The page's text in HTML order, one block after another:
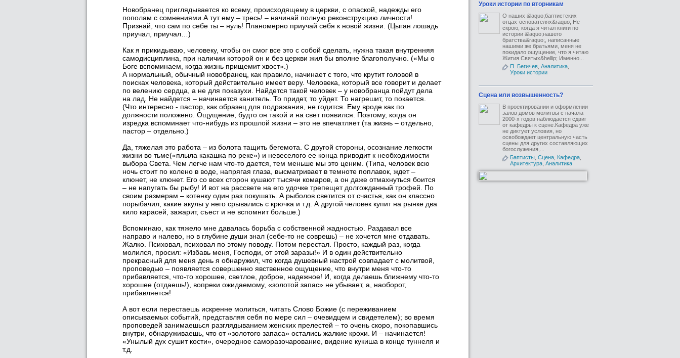
Новобранец приглядывается ко всему, происходящему в церкви, с опаской, надежды его
пополам с сомнениями.А тут ему – тресь! – начинай полную реконструкцию личности!
Признай, что сам по себе ты – нуль! Планомерно приучай себя к новой жизни. (Цыган лошадь
приучал, приучал…)
Как я прикидываю, человеку, чтобы он смог все это с собой сделать, нужна такая внутренняя
самодисциплина, при наличии которой он и без церкви жил бы вполне благополучно. («Мы о
Боге вспоминаем, когда жизнь прищемит хвост».)
А нормальный, обычный новобранец, как правило, начинает с того, что крутит головой в
поисках человека, который действительно имеет веру. Человека, который все говорит и делает
по велению сердца, а не для показухи. Найдется такой человек – у новобранца пойдут дела
на лад. Не найдется – начинается канитель. То придет, то уйдет. То нагрешит, то покается.
(Что интересно - пастор, как образец для подражания, не годится. Ему вроде как по
должности положено. Ощущение, будто он такой и на свет появился. Поэтому, когда он
изредка вспоминает что-нибудь из прошлой жизни – это не впечатляет (та жизнь – отдельно,
пастор – отдельно.)
Да, тяжелая это работа – из болота тащить бегемота. С другой стороны, осознание легкости
жизни во тьме(«плыла какашка по реке») и невеселого ее конца приводит к необходимости
выбора Света. Чем легче нам что-то дается, тем меньше мы это ценим. (Типа, человек всю
ночь стоит по колено в воде, напрягая глаза, высматривает в темноте поплавок, ждет –
клюнет, не клюнет. Его со всех сторон кушают тысячи комаров, а он даже отмахнуться боится
– не напугать бы рыбу! И вот на рассвете на его удочке трепещет долгожданный трофей. По
своим размерам – котенку один раз покушать. А рыболов светится от счастья, как он классно
порыбачил, какие акулы у него срывались с крючка и т.д. А другой человек купит на рынке два
кило карасей, зажарит, съест и не вспомнит больше.)
Вспоминаю, как тяжело мне давалась борьба с собственной жадностью. Раздавал все
направо и налево, но в глубине души знал (себе-то не соврешь) – не хочется мне отдавать.
Жалко. Психовал, психовал по этому поводу. Потом перестал. Просто, каждый раз, когда
молился, просил: «Избавь меня, Господи, от этой заразы!» И в один действительно
прекрасный для меня день я обнаружил, что когда душевный настрой совпадает с молитвой,
проповедью – появляется совершенно явственное ощущение, что внутри меня что-то
прибавляется, что-то хорошее, светлое, доброе, надежное! И, когда делаешь ближнему что-то
хорошее (отдаешь!), вопреки ожидаемому, «золотой запас» не убывает, а, наоборот,
прибавляется!
А вот если перестаешь искренне молиться, читать Слово Божие (с переживанием
описываемых событий, представляя себя по мере сил – очевидцем и свидетелем); во время
проповедей занимаешься разглядыванием женских прелестей – то очень скоро, покопавшись
внутри, обнаруживаешь, что от «золотого запаса» остались жалкие крохи. И – начинается!
«Унылый дух сушит кости», очередное саморазочарование, видение кукиша в конце туннеля и
т.д.
Уроки истории по вторникам
О наших &laquo;баптистских
отцах-основателях&raquo; Не
скрою, когда я читал книги по
истории &laquo;нашего
братства&raquo;, написанные
нашими же братьями, меня не
покидало ощущение, что я читаю
Жития Святых&hellip; Именно...
П. Бегичев Аналитика
Уроки истории
Сцена или возвышенность?
В проектировании и оформлении
залов домов молитвы с начала
2000-х годов наблюдается сдвиг
от кафедры к сцене.Кафедра уже
не диктует условия, но
освобождает центральную часть
сцены для других составляющих
богослужения,...
Баптисты Сцена Кафедра
Архитектура Аналитика